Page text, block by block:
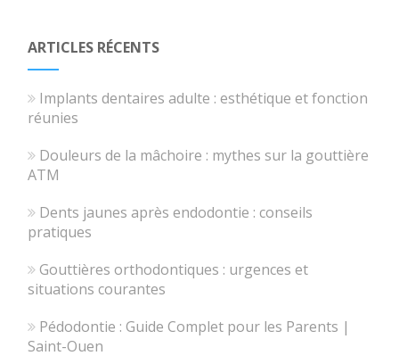
ARTICLES RÉCENTS
Implants dentaires adulte : esthétique et fonction
réunies
Douleurs de la mâchoire : mythes sur la gouttière
ATM
Dents jaunes après endodontie : conseils
pratiques
Gouttières orthodontiques : urgences et
situations courantes
Pédodontie : Guide Complet pour les Parents |
Saint-Ouen